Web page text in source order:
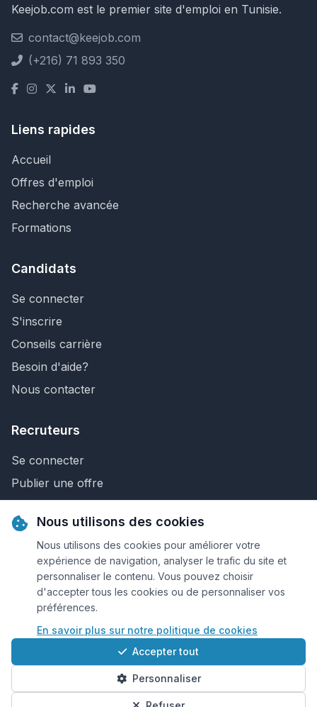
Keejob.com est le premier site d'emploi en Tunisie.
contact@keejob.com
(+216) 71 893 350
Liens rapides
Accueil
Offres d'emploi
Recherche avancée
Formations
Candidats
Se connecter
S'inscrire
Conseils carrière
Besoin d'aide?
Nous contacter
Recruteurs
Se connecter
Publier une offre
Nous contacter
© 2026 Keejob.com. Tous droits réservés.
Conditions et règlement
Cookies
Qui sommes-nous?
Nous utilisons des cookies
Nous utilisons des cookies pour améliorer votre
expérience de navigation, analyser le trafic du site et
personnaliser le contenu. Vous pouvez choisir
d'accepter tous les cookies ou de personnaliser vos
préférences.
En savoir plus sur notre politique de cookies
Accepter tout
Personnaliser